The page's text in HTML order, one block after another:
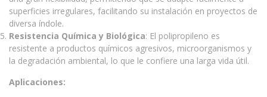
superficies irregulares, facilitando su instalación en proyectos de
diversa índole.
Resistencia Química y Biológica: El polipropileno es
resistente a productos químicos agresivos, microorganismos y
la degradación ambiental, lo que le confiere una larga vida útil.
Aplicaciones: